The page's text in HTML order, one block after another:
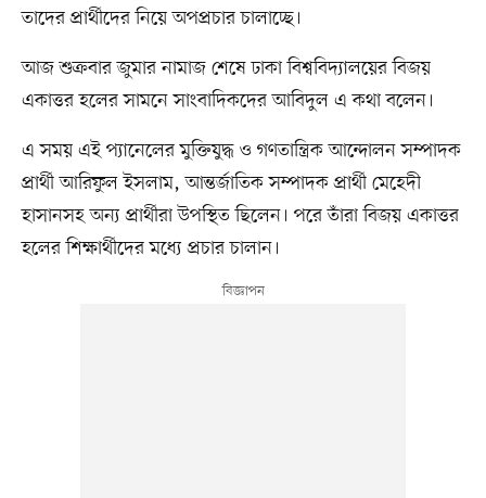
তাদের প্রার্থীদের নিয়ে অপপ্রচার চালাচ্ছে।
আজ শুক্রবার জুমার নামাজ শেষে ঢাকা বিশ্ববিদ্যালয়ের বিজয়
একাত্তর হলের সামনে সাংবাদিকদের আবিদুল এ কথা বলেন।
এ সময় এই প্যানেলের মুক্তিযুদ্ধ ও গণতান্ত্রিক আন্দোলন সম্পাদক
প্রার্থী আরিফুল ইসলাম, আন্তর্জাতিক সম্পাদক প্রার্থী মেহেদী
হাসানসহ অন্য প্রার্থীরা উপস্থিত ছিলেন। পরে তাঁরা বিজয় একাত্তর
হলের শিক্ষার্থীদের মধ্যে প্রচার চালান।